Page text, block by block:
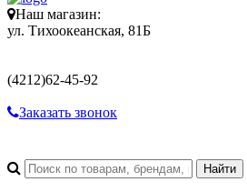
Наш магазин:
ул. Тихоокеанская, 81Б
(4212)62-45-92
Заказать звонок